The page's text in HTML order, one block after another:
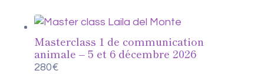
Masterclass 1 de communication
animale – 5 et 6 décembre 2026
280€